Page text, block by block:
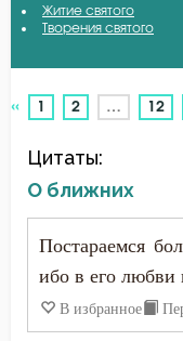
Благодать
Богопознание
Болезнь
Борьба
Авва Исайя
Авва Феона
Авва Филимон
Аврелий Августин
Амвросий
Амфилохий
Житие святого
Творения святого
« 1 2 … 12
Цитаты:
О ближних
Постараемся
ибо в его любви
В избранное